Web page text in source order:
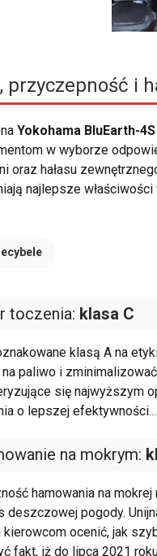
i
Yokohama BluEarth-4S
w wyborze
oraz hałasu
najlepsze
toczenia: klasa C
klasą A na
paliwo i
się najwyższym
o lepszej efektywności...
na mokrym:
hamowania na
deszczowej pogody.
kierowcom ocenić, jak
fakt, iż do lipca 2021